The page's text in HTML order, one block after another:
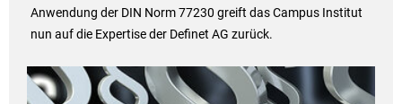
Anwendung der DIN Norm 77230 greift das Campus Institut
nun auf die Expertise der Definet AG zurück.